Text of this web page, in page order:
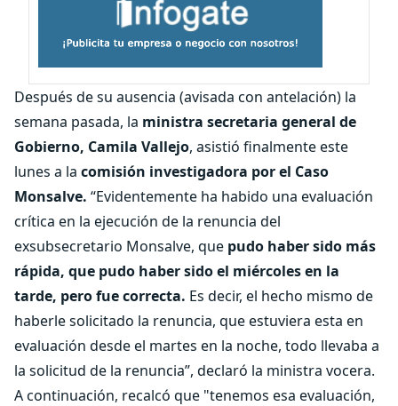
Después de su ausencia (avisada con antelación) la
semana pasada, la ministra secretaria general de
Gobierno, Camila Vallejo, asistió finalmente este
lunes a la comisión investigadora por el Caso
Monsalve. “Evidentemente ha habido una evaluación
crítica en la ejecución de la renuncia del
exsubsecretario Monsalve, que pudo haber sido más
rápida, que pudo haber sido el miércoles en la
tarde, pero fue correcta. Es decir, el hecho mismo de
haberle solicitado la renuncia, que estuviera esta en
evaluación desde el martes en la noche, todo llevaba a
la solicitud de la renuncia”, declaró la ministra vocera.
A continuación, recalcó que "tenemos esa evaluación,